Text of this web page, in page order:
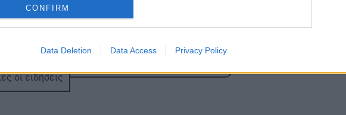
CONFIRM
Data Deletion Data Access Privacy Policy
ΕΛΛΑΔΑ
Marfin: Στον εισαγγελέα σήμερα η
-Πέρασε τη νύχτα στα κρατητήρια της
οι ειδήσεις